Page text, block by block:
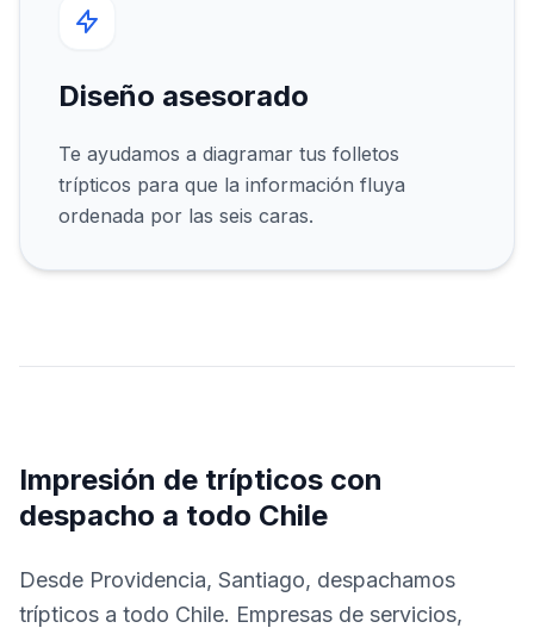
Diseño asesorado
Te ayudamos a diagramar tus folletos
trípticos para que la información fluya
ordenada por las seis caras.
Impresión de trípticos con
despacho a todo Chile
Desde Providencia, Santiago, despachamos
trípticos a todo Chile. Empresas de servicios,